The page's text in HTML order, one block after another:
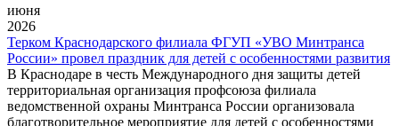
июня
2026
Терком Краснодарского филиала ФГУП «УВО Минтранса
России» провел праздник для детей с особенностями развития
В Краснодаре в честь Международного дня защиты детей
территориальная организация профсоюза филиала
ведомственной охраны Минтранса России организовала
благотворительное мероприятие для детей с особенностями